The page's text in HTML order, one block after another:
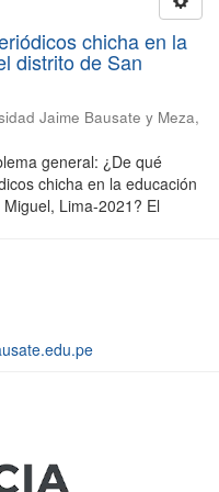
chicha en la
distrito de San
Jaime Bausate y Meza,
general: ¿De qué
chicha en la educación
Lima-2021? El